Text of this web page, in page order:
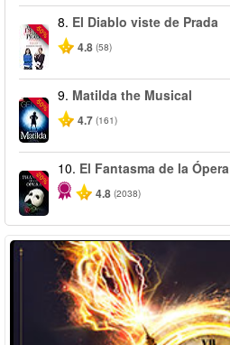
-50%
8. El Diablo viste de Prada
4.8 (58)
-50%
9. Matilda the Musical
4.7 (161)
-20%
10. El Fantasma de la Ópera
4.8 (2038)